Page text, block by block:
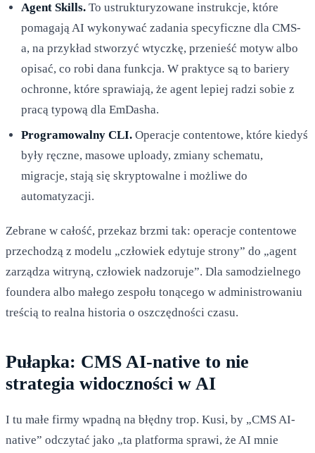
Agent Skills. To ustrukturyzowane instrukcje, które
pomagają AI wykonywać zadania specyficzne dla CMS-
a, na przykład stworzyć wtyczkę, przenieść motyw albo
opisać, co robi dana funkcja. W praktyce są to bariery
ochronne, które sprawiają, że agent lepiej radzi sobie z
pracą typową dla EmDasha.
Programowalny CLI. Operacje contentowe, które kiedyś
były ręczne, masowe uploady, zmiany schematu,
migracje, stają się skryptowalne i możliwe do
automatyzacji.
Zebrane w całość, przekaz brzmi tak: operacje contentowe
przechodzą z modelu „człowiek edytuje strony” do „agent
zarządza witryną, człowiek nadzoruje”. Dla samodzielnego
foundera albo małego zespołu tonącego w administrowaniu
treścią to realna historia o oszczędności czasu.
Pułapka: CMS AI-native to nie
strategia widoczności w AI
I tu małe firmy wpadną na błędny trop. Kusi, by „CMS AI-
native” odczytać jako „ta platforma sprawi, że AI mnie